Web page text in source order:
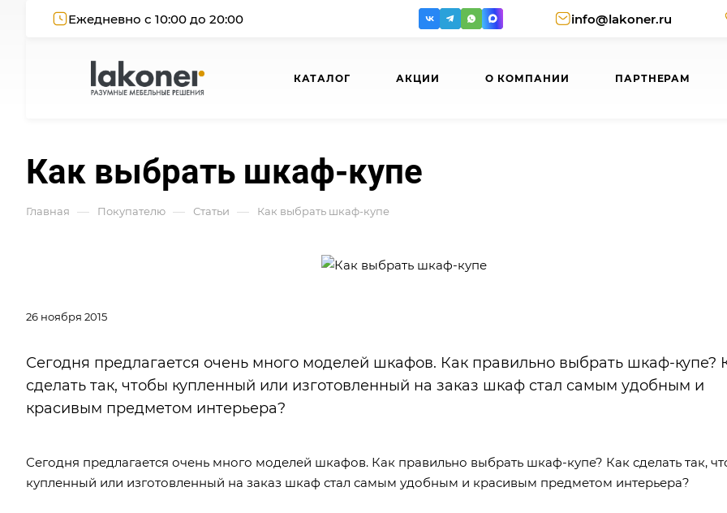
Ежедневно с 10:00 до 20:00 info@lakoner.ru
КАТАЛОГ АКЦИИ О КОМПАНИИ ПАРТНЕРАМ
Как выбрать шкаф-купе
Главная — Покупателю — Статьи — Как выбрать шкаф-купе
26 ноября 2015
Сегодня предлагается очень много моделей шкафов. Как правильно выбрать шкаф-купе?
сделать так, чтобы купленный или изготовленный на заказ шкаф стал самым удобным и
красивым предметом интерьера?
Сегодня предлагается очень много моделей шкафов. Как правильно выбрать шкаф-купе? Как сделать так,
купленный или изготовленный на заказ шкаф стал самым удобным и красивым предметом интерьера?